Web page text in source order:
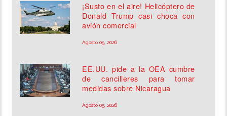
¡Susto en el aire! Helicóptero de
Donald Trump casi choca con
avión comercial
Agosto 05, 2026
EE.UU. pide a la OEA cumbre
de cancilleres para tomar
medidas sobre Nicaragua
Agosto 05, 2026